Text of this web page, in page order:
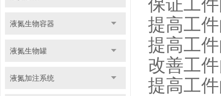
液氮生物容器
液氮生物罐
液氮加注系统
保证工
提高工
提高工
改善工
提高工